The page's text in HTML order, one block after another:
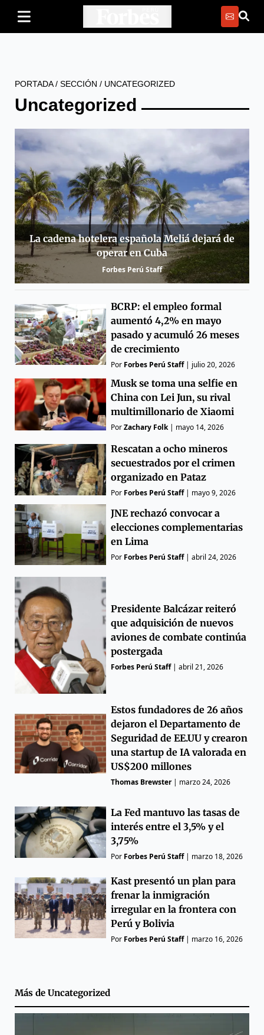
PORTADA/ SECCIÓN / UNCATEGORIZED
Uncategorized
La cadena hotelera española Meliá dejará de
operar en Cuba
Forbes Perú Staff
BCRP: el empleo formal
aumentó 4,2% en mayo
pasado y acumuló 26 meses
de crecimiento
Por Forbes Perú Staff| julio 20, 2026
Musk se toma una selfie en
China con Lei Jun, su rival
multimillonario de Xiaomi
PorZachary Folk| mayo 14, 2026
Rescatan a ocho mineros
secuestrados por el crimen
organizado en Pataz
Por Forbes Perú Staff| mayo 9, 2026
JNE rechazó convocar a
elecciones complementarias
en Lima
Por Forbes Perú Staff|abril 24, 2026
Presidente Balcázar reiteró
que adquisición de nuevos
aviones de combate continúa
postergada
Forbes Perú Staff|abril 21, 2026
Estos fundadores de 26 años
dejaron el Departamento de
Seguridad de EE.UU y crearon
una startup de IA valorada en
US$200 millones
Thomas Brewster| marzo 24, 2026
La Fed mantuvo las tasas de
interés entre el 3,5% y el
3,75%
Por Forbes Perú Staff| marzo 18, 2026
Kast presentó un plan para
frenar la inmigración
irregular en la frontera con
Perú y Bolivia
Por Forbes Perú Staff| marzo 16, 2026
Más de Uncategorized